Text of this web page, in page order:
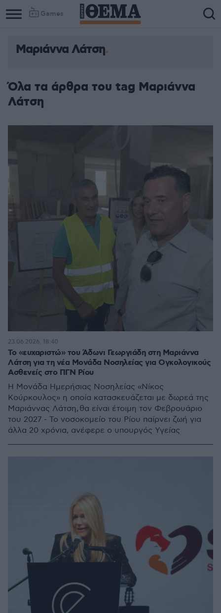
Games
Μαριάννα Λάτση
Όλα τα άρθρα του tag Μαριάννα
Λάτση
Το «ευχαριστώ» του Άδωνι Γεωργιάδη στη Μαριάννα
Λάτση για τη νέα Μονάδα Νοσηλείας για Ογκολογικούς
Ασθενείς στο ΠΓΝ Ρίου
Η Μονάδα Ημερήσιας Νοσηλείας «Νίκος
Κούρκουλος» η οποία κατασκευάζεται με δωρεά της
Μαριάννας Λάτση, θα είναι έτοιμη τον Φεβρουάριο
του 2027 - Το νοσοκομείο του Ρίου παίρνει ζωή για
άλλα 20 χρόνια, ανέφερε ο υπουργός Υγείας
23.06.2026, 18:40